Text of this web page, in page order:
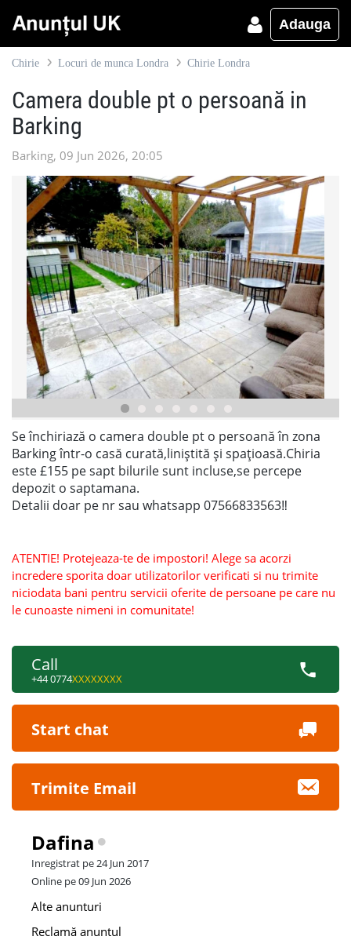
Adauga
Chirie Locuri de munca Londra Chirie Londra
Camera double pt o persoană in
Barking
Barking, 09 Jun 2026, 20:05
Se închiriază o camera double pt o persoană în zona
Barking într-o casă curată,liniștită și spațioasă.Chiria
este £155 pe sapt bilurile sunt incluse,se percepe
depozit o saptamana.
Detalii doar pe nr sau whatsapp 07566833563‼️
ATENTIE! Protejeaza-te de impostori! Alege sa acorzi
incredere sporita doar utilizatorilor verificati si nu trimite
niciodata bani pentru servicii oferite de persoane pe care nu
le cunoaste nimeni in comunitate!
Call
+44 0774XXXXXXXX
Start chat
Trimite Email
Dafina
Inregistrat pe 24 Jun 2017
Online pe 09 Jun 2026
Alte anunturi
Reclamă anuntul